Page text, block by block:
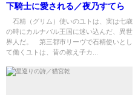
下騎士に愛される／夜乃すてら
石精（グリム）使いのユトは、実は七歳
の時にカルナバル王国に迷い込んだ、異世
界人だ。 第三都市リーヴで石精使いとし
て働くユトは、昔の教え子カ...